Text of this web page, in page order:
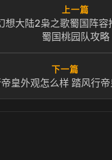
上一篇
想大陆2枭之歌蜀国阵
蜀国桃园队攻略
下一篇
皇外观怎么样 踏风行